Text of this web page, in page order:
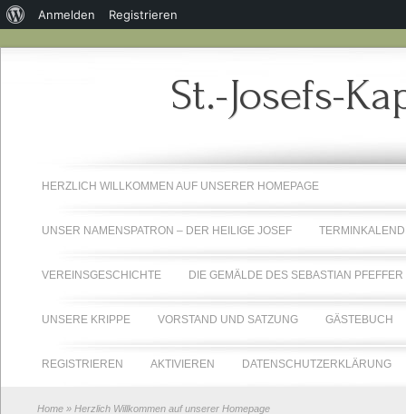
St.-Josefs-
HERZLICH WILLKOMMEN AUF UNSERER HOMEPAGE
UNSER NAMENSPATRON – DER HEILIGE JOSEF
VEREINSGESCHICHTE DIE GEMÄLDE DES SEBASTIAN PFEFFER
UNSERE KRIPPE VORSTAND UND SATZUNG GÄSTEBUCH
REGISTRIEREN AKTIVIEREN DATENSCHUTZERKLÄRUNG
Home » Herzlich Willkommen auf unserer Homepage
Über
Anmelden Registrieren